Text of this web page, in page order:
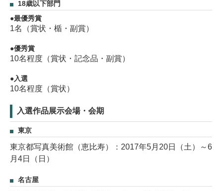
18歳以下部門
最優秀賞
1名（賞状・楯・副賞）
優秀賞
10名程度（賞状・記念品・副賞）
入選
10名程度（賞状）
入選作品展示会場・会期
東京
東京都写真美術館（恵比寿）：2017年5月20日（土）～6
月4日（日）
名古屋